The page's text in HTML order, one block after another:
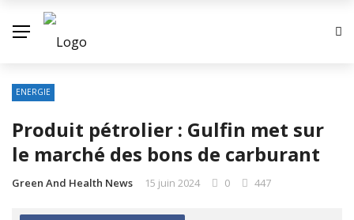
ENERGIE
Produit pétrolier : Gulfin met sur
le marché des bons de carburant
Green And Health News 15 juin 2024 0 447